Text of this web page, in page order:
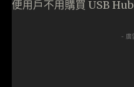
便用戶不用購買 USB
- 廣